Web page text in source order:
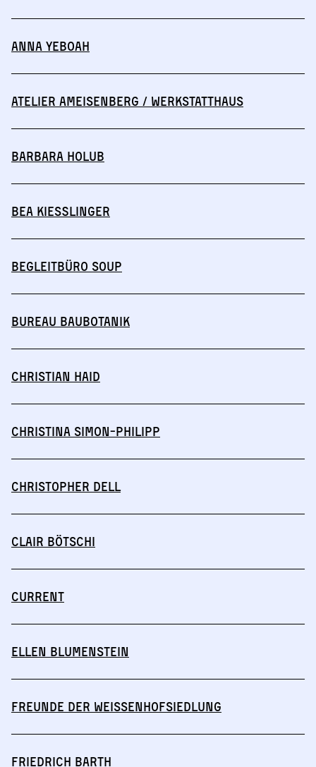
Anna Yeboah
Atelier Ameisenberg / Werkstatthaus
Barbara Holub
Bea Kießlinger
Begleitbüro SOUP
BUREAU BAUBOTANIK
Christian Haid
Christina Simon-Philipp
Christopher Dell
Clair Bötschi
CURRENT
Ellen Blumenstein
Freunde der Weissenhofsiedlung
Friedrich Barth